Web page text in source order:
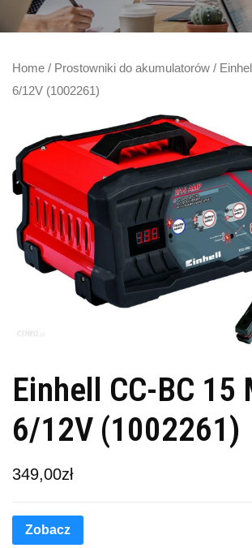
Home / Prostowniki do akumulatorów /
6/12V (1002261)
Einhell CC-BC 15
6/12V (1002261)
349,00zł
Zobacz